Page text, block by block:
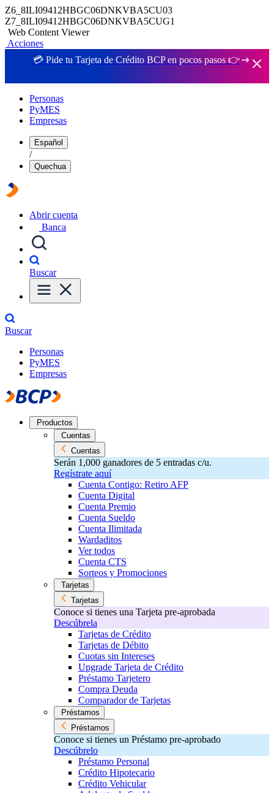
Z6_8ILI09412HBGC06DNKVBA5CU03
Z7_8ILI09412HBGC06DNKVBA5CUG1
Web Content Viewer
Acciones
💳 Pide tu Tarjeta de Crédito BCP en pocos pasos 👉
Personas
PyMES
Empresas
Español
/
Quechua
Abrir cuenta
Banca
Buscar
Buscar
Personas
PyMES
Empresas
Productos
Cuentas
Cuentas
Serán 1,000 ganadores de 5 entradas c/u.
Regístrate aquí
Cuenta Contigo: Retiro AFP
Cuenta Digital
Cuenta Premio
Cuenta Sueldo
Cuenta Ilimitada
Wardaditos
Ver todos
Cuenta CTS
Sorteos y Promociones
Tarjetas
Tarjetas
Conoce si tienes una Tarjeta pre-aprobada
Descúbrela
Tarjetas de Crédito
Tarjetas de Débito
Cuotas sin Intereses
Upgrade Tarjeta de Crédito
Préstamo Tarjetero
Compra Deuda
Comparador de Tarjetas
Préstamos
Préstamos
Conoce si tienes un Préstamo pre-aprobado
Descúbrelo
Préstamo Personal
Crédito Hipotecario
Crédito Vehicular